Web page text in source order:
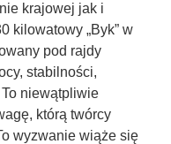
krajowej jak i
kilowatowy „Byk” w
pod rajdy
stabilności,
niewątpliwie
którą twórcy
wyzwanie wiąże się